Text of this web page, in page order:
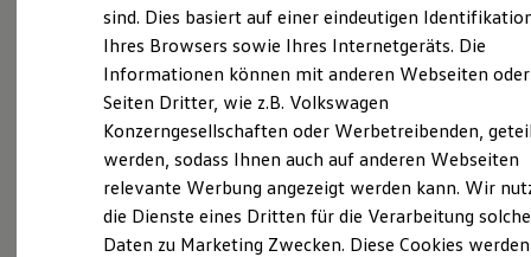
Kaufoptionen
E-Auto-Förderung
Software und Konnektivität
ID. Software Versionen und Updates
Digitale Extras
Schnittstellen zu Ihrem ID.
Hybridautos
Marke und Erlebnis
Volkswagen R und R Experience
R-Modelle
Wie können wir
Ihnen weiterhelfen?
Probefahrt vereinbaren
sind. Dies basiert auf einer eindeutigen
Ihres Browsers sowie Ihres Internetgeräts. Die
Informationen können mit anderen Webseiten oder
Seiten Dritter, wie z.B. Volkswagen
Konzerngesellschaften oder Werbetreibenden,
werden, sodass Ihnen auch auf anderen Webseiten
relevante Werbung angezeigt werden kann. Wir
die Dienste eines Dritten für die Verarbeitung
Daten zu Marketing Zwecken. Diese Cookies